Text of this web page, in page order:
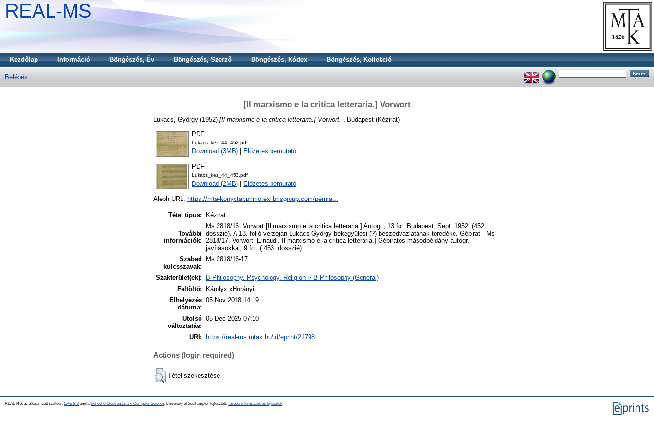
REAL-MS
Kezdőlap Információ Böngészés, Év Böngészés, Szerző Böngészés, Kódex Böngészés, Kollekció
Belépés
[Il marxismo e la critica letteraria.] Vorwort
Lukács, György (1952) [Il marxismo e la critica letteraria.] Vorwort. , Budapest (Kézirat)
PDF
Lukacs_kez_44_452.pdf
Download (3MB) Előzetes bemutató
PDF
Lukacs_kez_44_453.pdf
Download (2MB) Előzetes bemutató
Aleph URL: https://mta-konyvtar.primo.exlibrisgroup.com/perma...
Tétel típus: Kézirat
További
információk:
Ms 2818/16. Vorwort [Il marxismo e la critica letteraria.] Autogr., 13 fol. Budapest, Sept. 1952. (452.
dosszié). A 13. folió verzóján Lukács György békegyűlési (?) beszédvázlatának töredéke. Gépirat - Ms
2818/17. Vorwort. Einaudi. Il marxismo e la critica letteraria.] Gépiratos másodpéldány autogr.
javításokkal, 9 fol. ( 453. dosszié)
Szabad
kulcsszavak:
Ms 2818/16-17
Szakterület(ek):
B Philosophy. Psychology. Religion > B Philosophy (General)
Feltöltő:
Károlyx xHorányi
Elhelyezés
dátuma:
05 Nov 2018 14:19
Utolsó
változtatás:
05 Dec 2025 07:10
URI: https://real-ms.mtak.hu/id/eprint/21798
Actions (login required)
Tétel szekesztése
REAL-MS, az alkalamzott szoftver: EPrints 3amit a School of Electronics and Computer Science , University of Southampton fejlesztett. További információk és fejlesztők